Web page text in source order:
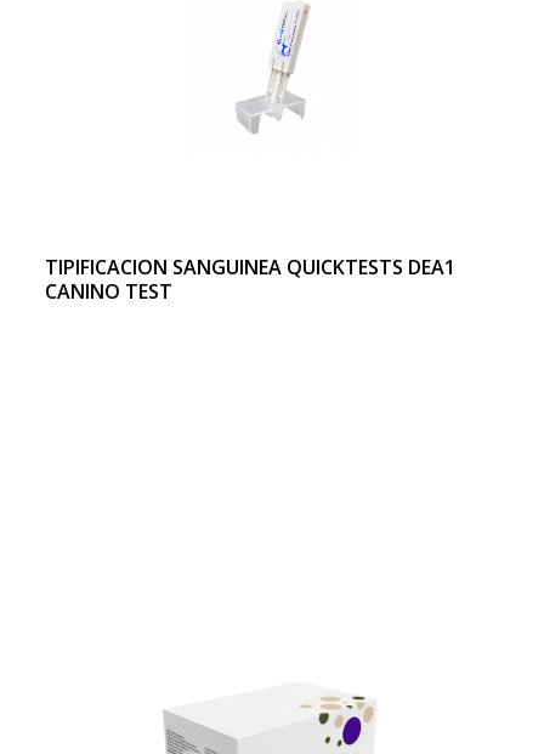
TIPIFICACION SANGUINEA QUICKTESTS DEA1
CANINO TEST